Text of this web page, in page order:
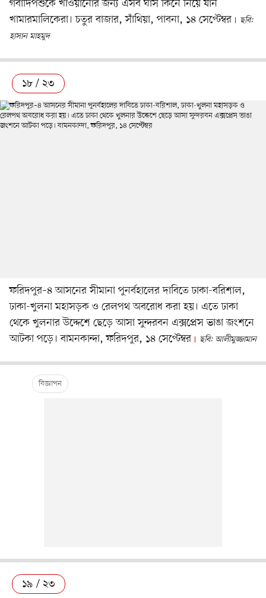
গবাদিপশুকে খাওয়ানোর জন্য এসব ঘাস কিনে নিয়ে যান
খামারমালিকেরা। চতুর বাজার, সাঁথিয়া, পাবনা, ১৪ সেপ্টেম্বর
ছবি:
হাসান মাহমুদ
১৮ / ২৩
ফরিদপুর–৪ আসনের সীমানা পুনর্বহালের দাবিতে ঢাকা-বরিশাল,
ঢাকা-খুলনা মহাসড়ক ও রেলপথ অবরোধ করা হয়। এতে ঢাকা
থেকে খুলনার উদ্দেশে ছেড়ে আসা সুন্দরবন এক্সপ্রেস ভাঙা জংশনে
আটকা পড়ে। বামনকান্দা, ফরিদপুর, ১৪ সেপ্টেম্বর
ছবি: আলীমুজ্জামান
১৯ / ২৩